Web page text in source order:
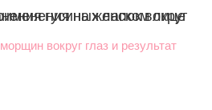
морщин вокруг глаз и результат